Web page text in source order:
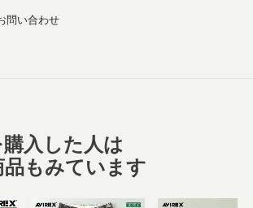
問い合わせ
入した人は
もみています